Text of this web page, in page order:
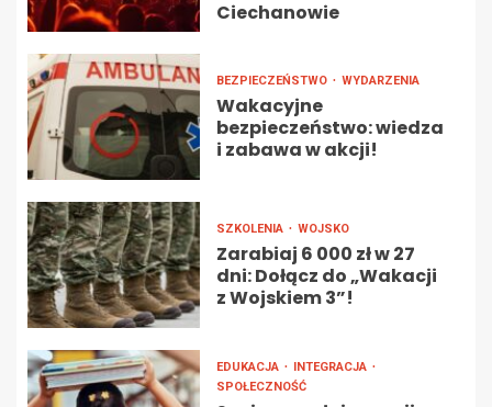
Ciechanowie
BEZPIECZEŃSTWO WYDARZENIA
Wakacyjne
bezpieczeństwo: wiedza
i zabawa w akcji!
SZKOLENIA WOJSKO
Zarabiaj 6 000 zł w 27
dni: Dołącz do „Wakacji
z Wojskiem 3”!
EDUKACJA
INTEGRACJA
SPOŁECZNOŚĆ